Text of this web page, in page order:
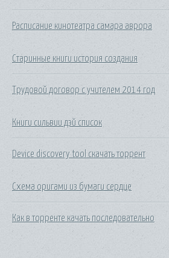
Расписание кинотеатра самара аврора
Старинные книги история создания
Трудовой договор с учителем 2014 год
Книги сильвии дэй список
Device discovery tool скачать торрент
Схема оригами из бумаги сердце
Как в торренте качать последовательно